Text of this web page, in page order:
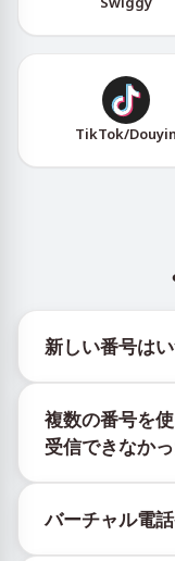
TikTok/Douyin
新しい番号は
ネルは最新の番
リーな更新を提
複数の番号を
受信できなかっ
ことはできませ
一時的な番号へ
バーチャル電